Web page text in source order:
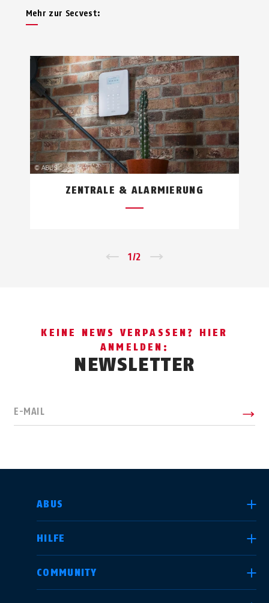
Mehr zur Secvest:
ZENTRALE & ALARMIERUNG
1/2
KEINE NEWS VERPASSEN? HIER
ANMELDEN:
NEWSLETTER
E-MAIL
ABUS
HILFE
COMMUNITY
LAND AUSWÄHLEN
Deutschland